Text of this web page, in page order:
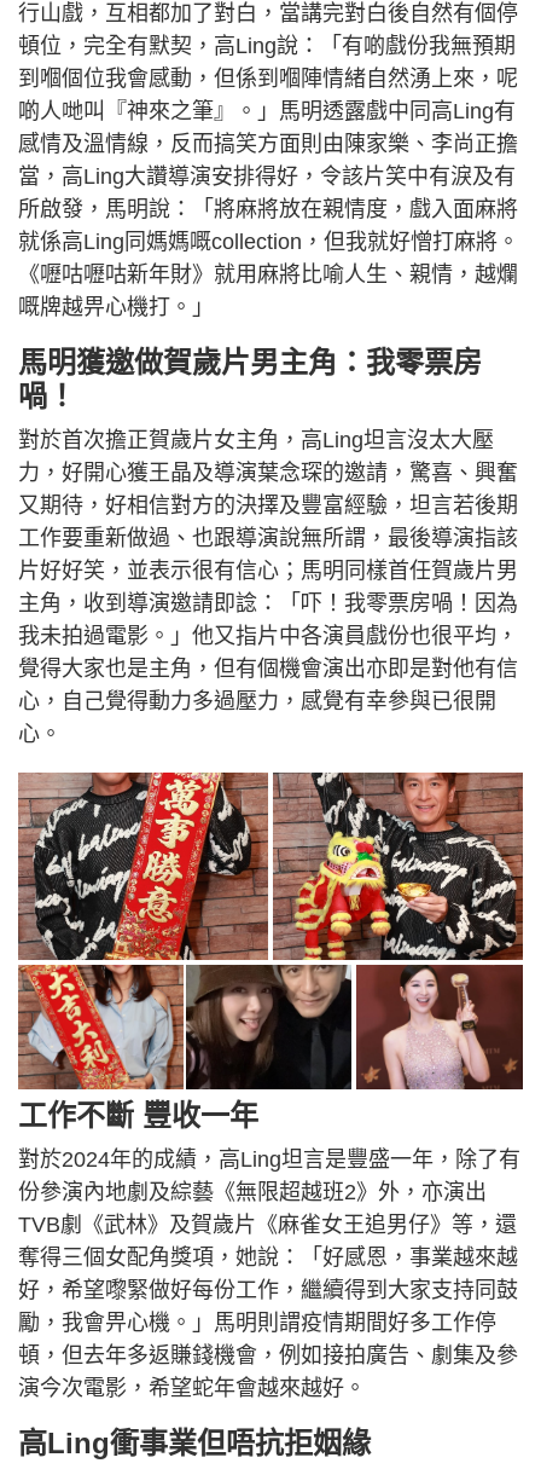
行山戲，互相都加了對白，當講完對白後自然有個停
頓位，完全有默契，高Ling說：「有啲戲份我無預期
到嗰個位我會感動，但係到嗰陣情緒自然湧上來，呢
啲人哋叫『神來之筆』。」馬明透露戲中同高Ling有
感情及溫情線，反而搞笑方面則由陳家樂、李尚正擔
當，高Ling大讚導演安排得好，令該片笑中有淚及有
所啟發，馬明說：「將麻將放在親情度，戲入面麻將
就係高Ling同媽媽嘅collection，但我就好憎打麻將。
《嚦咕嚦咕新年財》就用麻將比喻人生、親情，越爛
嘅牌越畀心機打。」
馬明獲邀做賀歲片男主角：我零票房
喎！
對於首次擔正賀歲片女主角，高Ling坦言沒太大壓
力，好開心獲王晶及導演葉念琛的邀請，驚喜、興奮
又期待，好相信對方的決擇及豐富經驗，坦言若後期
工作要重新做過、也跟導演說無所謂，最後導演指該
片好好笑，並表示很有信心；馬明同樣首任賀歲片男
主角，收到導演邀請即諗：「吓！我零票房喎！因為
我未拍過電影。」他又指片中各演員戲份也很平均，
覺得大家也是主角，但有個機會演出亦即是對他有信
心，自己覺得動力多過壓力，感覺有幸參與已很開
心。
工作不斷 豐收一年
對於2024年的成績，高Ling坦言是豐盛一年，除了有
份參演內地劇及綜藝《無限超越班2》外，亦演出
TVB劇《武林》及賀歲片《麻雀女王追男仔》等，還
奪得三個女配角獎項，她說：「好感恩，事業越來越
好，希望嚟緊做好每份工作，繼續得到大家支持同鼓
勵，我會畀心機。」馬明則謂疫情期間好多工作停
頓，但去年多返賺錢機會，例如接拍廣告、劇集及參
演今次電影，希望蛇年會越來越好。
高Ling衝事業但唔抗拒姻緣